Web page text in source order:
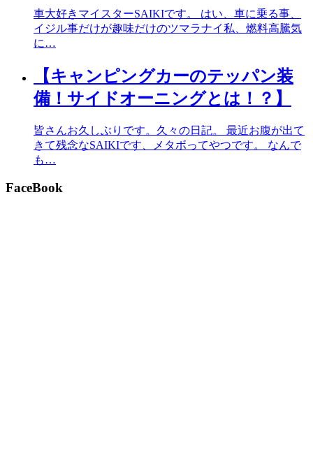
車大好きマイスターSAIKIです。 はい、車に乗る事、
イジル事だけが趣味だけのツマラナイ私、燃料高騰気
に…
【キャンピングカーのテッパン装
備！サイドオーニングとは！？】
皆さんお久しぶりです。久々の日記。 最近お腹が出て
きて残念なSAIKIです、メタボってやつです。 なんで
も…
FaceBook